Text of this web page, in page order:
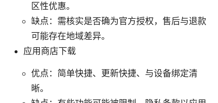
区性优惠。
缺点：需核实是否确为官方授权，售后与退款
可能存在地域差异。
应用商店下载
优点：简单快捷、更新快捷、与设备绑定清
晰。